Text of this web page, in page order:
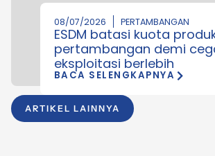
ARTIKEL LAINNYA
08/07/2026 PERTAMBANGAN
ESDM batasi kuota
pertambangan demi
eksploitasi berlebih
BACA SELENGKAPNYA